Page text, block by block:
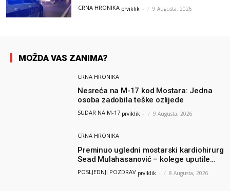
CRNA HRONIKA prviklik - 9 Augusta, 2026
MOŽDA VAS ZANIMA?
CRNA HRONIKA
Nesreća na M-17 kod Mostara: Jedna
osoba zadobila teške ozlijede
SUDAR NA M-17 prviklik - 9 Augusta, 2026
CRNA HRONIKA
Preminuo ugledni mostarski kardiohirurg
Sead Mulahasanović – kolege uputile
emotivnu oproštajnu poruku
POSLJEDNJI POZDRAV prviklik - 8 Augusta, 2026